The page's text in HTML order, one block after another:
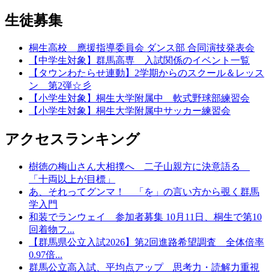
生徒募集
桐生高校 應援指導委員会 ダンス部 合同演技発表会
【中学生対象】群馬高専 入試関係のイベント一覧
【タウンわたらせ連動】2学期からのスクール＆レッス
ン 第2弾☆彡
【小学生対象】桐生大学附属中 軟式野球部練習会
【小学生対象】桐生大学附属中サッカー練習会
アクセスランキング
樹徳の梅山さん大相撲へ 二子山親方に決意語る
「十両以上が目標」
あ、それってグンマ！ 「を」の言い方から覗く群馬
学入門
和装でランウェイ 参加者募集 10月11日、桐生で第10
回着物フ...
【群馬県公立入試2026】第2回進路希望調査 全体倍率
0.97倍...
群馬公立高入試、平均点アップ 思考力・読解力重視